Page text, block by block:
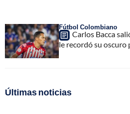
Fútbol Colombiano
Carlos Bacca
le recordó su oscuro
Últimas noticias